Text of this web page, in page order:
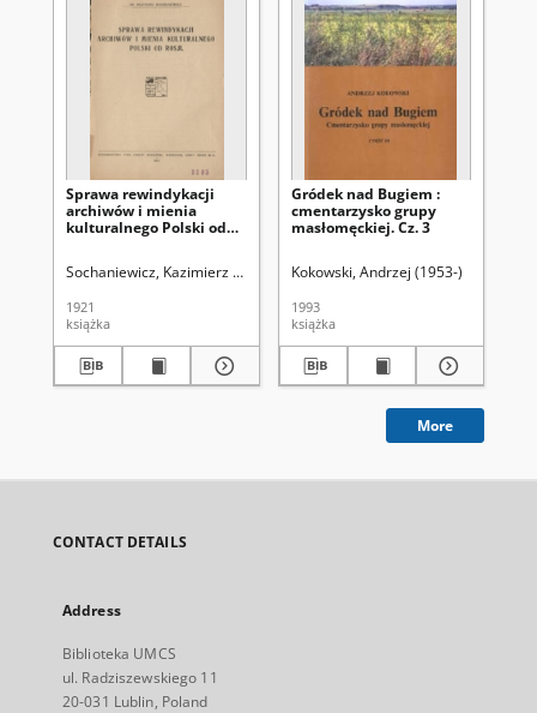
Sprawa rewindykacji
archiwów i mienia
kulturalnego Polski od
Sochaniewicz, Kazimierz (1892-1930)
1921
książka
Gródek nad Bugiem :
cmentarzysko grupy
masłomęckiej. Cz. 3
Kokowski, Andrzej (1953-)
1993
książka
More
CONTACT DETAILS
Address
Biblioteka UMCS
ul. Radziszewskiego 11
20-031 Lublin, Poland